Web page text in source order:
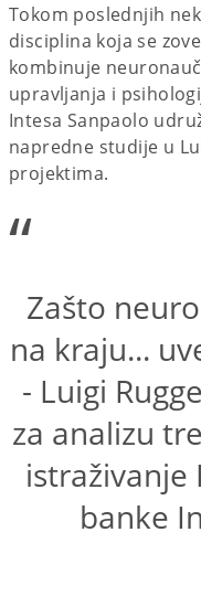
Tokom poslednjih
disciplina koja se
kombinuje
upravljanja i
Intesa Sanpaolo
napredne studije u
projektima.
“
Zašto
na kraju...
- Luigi
za analizu
istraživanje
banke